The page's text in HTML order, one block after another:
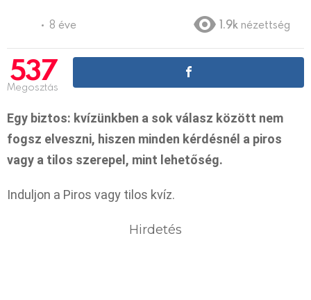
8 éve 1.9k nézettség
537
Megosztás
Egy biztos: kvízünkben a sok válasz között nem
fogsz elveszni, hiszen minden kérdésnél a piros
vagy a tilos szerepel, mint lehetőség.
Induljon a Piros vagy tilos kvíz.
Hirdetés